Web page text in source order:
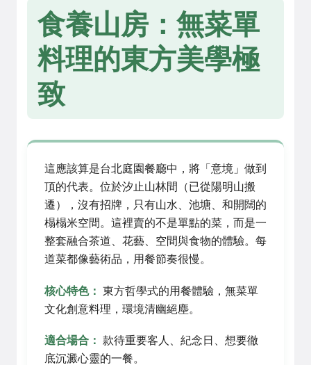
食養山房：無菜單
料理的東方美學極
致
這應該算是台北庭園餐廳中，將「意境」做到
頂的代表。位於汐止山林間（已從陽明山搬
遷），沒有招牌，只有山水、池塘、和開闊的
榻榻米空間。這裡賣的不是單點的菜，而是一
整套融合茶道、花藝、空間與食物的體驗。每
道菜都像藝術品，用餐節奏很慢。
核心特色： 東方哲學式的用餐體驗，無菜單
文化創意料理，環境清幽絕塵。
適合場合： 款待重要客人、紀念日、想要徹
底沉澱心靈的一餐。